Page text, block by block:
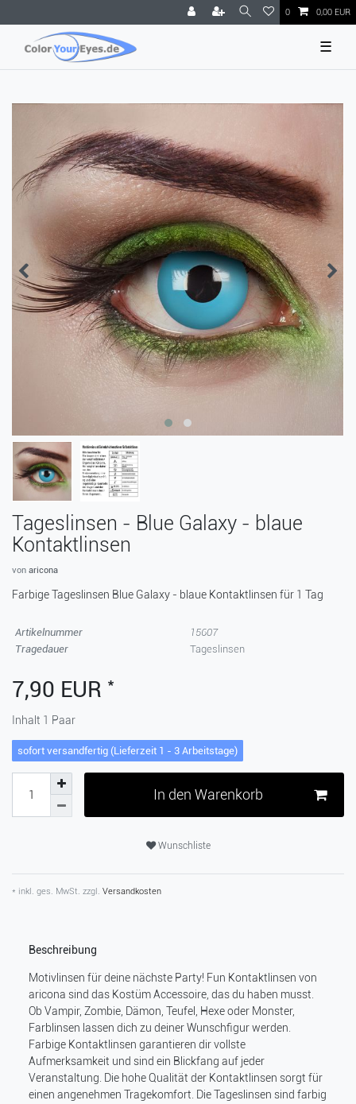
0 0,00 EUR
☰
Tageslinsen - Blue Galaxy - blaue
Kontaktlinsen
von aricona
Farbige Tageslinsen Blue Galaxy - blaue Kontaktlinsen für 1 Tag
Artikelnummer
15607
Tragedauer
Tageslinsen
7,90 EUR *
Inhalt 1 Paar
sofort versandfertig (Lieferzeit 1 - 3 Arbeitstage)
In den Warenkorb
Wunschliste
* inkl. ges. MwSt. zzgl. Versandkosten
Beschreibung
Motivlinsen für deine nächste Party! Fun Kontaktlinsen von
aricona sind das Kostüm Accessoire, das du haben musst.
Ob Vampir, Zombie, Dämon, Teufel, Hexe oder Monster,
Farblinsen lassen dich zu deiner Wunschfigur werden.
Farbige Kontaktlinsen garantieren dir vollste
Aufmerksamkeit und sind ein Blickfang auf jeder
Veranstaltung. Die hohe Qualität der Kontaktlinsen sorgt für
einen angenehmen Tragekomfort. Die Tageslinsen sind farbig